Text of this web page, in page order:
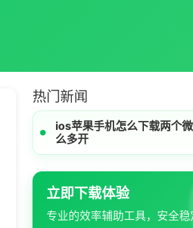
热门新闻
ios苹果手机怎么下载两个
么多开
立即下载体验
专业的效率辅助工具，安全